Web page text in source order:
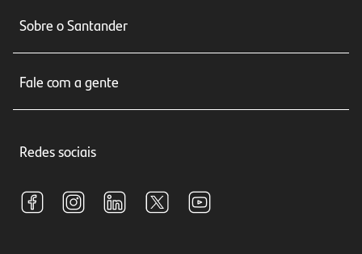
Seguros
Crédito e Financiamentos
Investimentos
Sobre o Santander
Relações com Investidores
Fale com a gente
Central de Renegociação
S.A.C
Redes sociais